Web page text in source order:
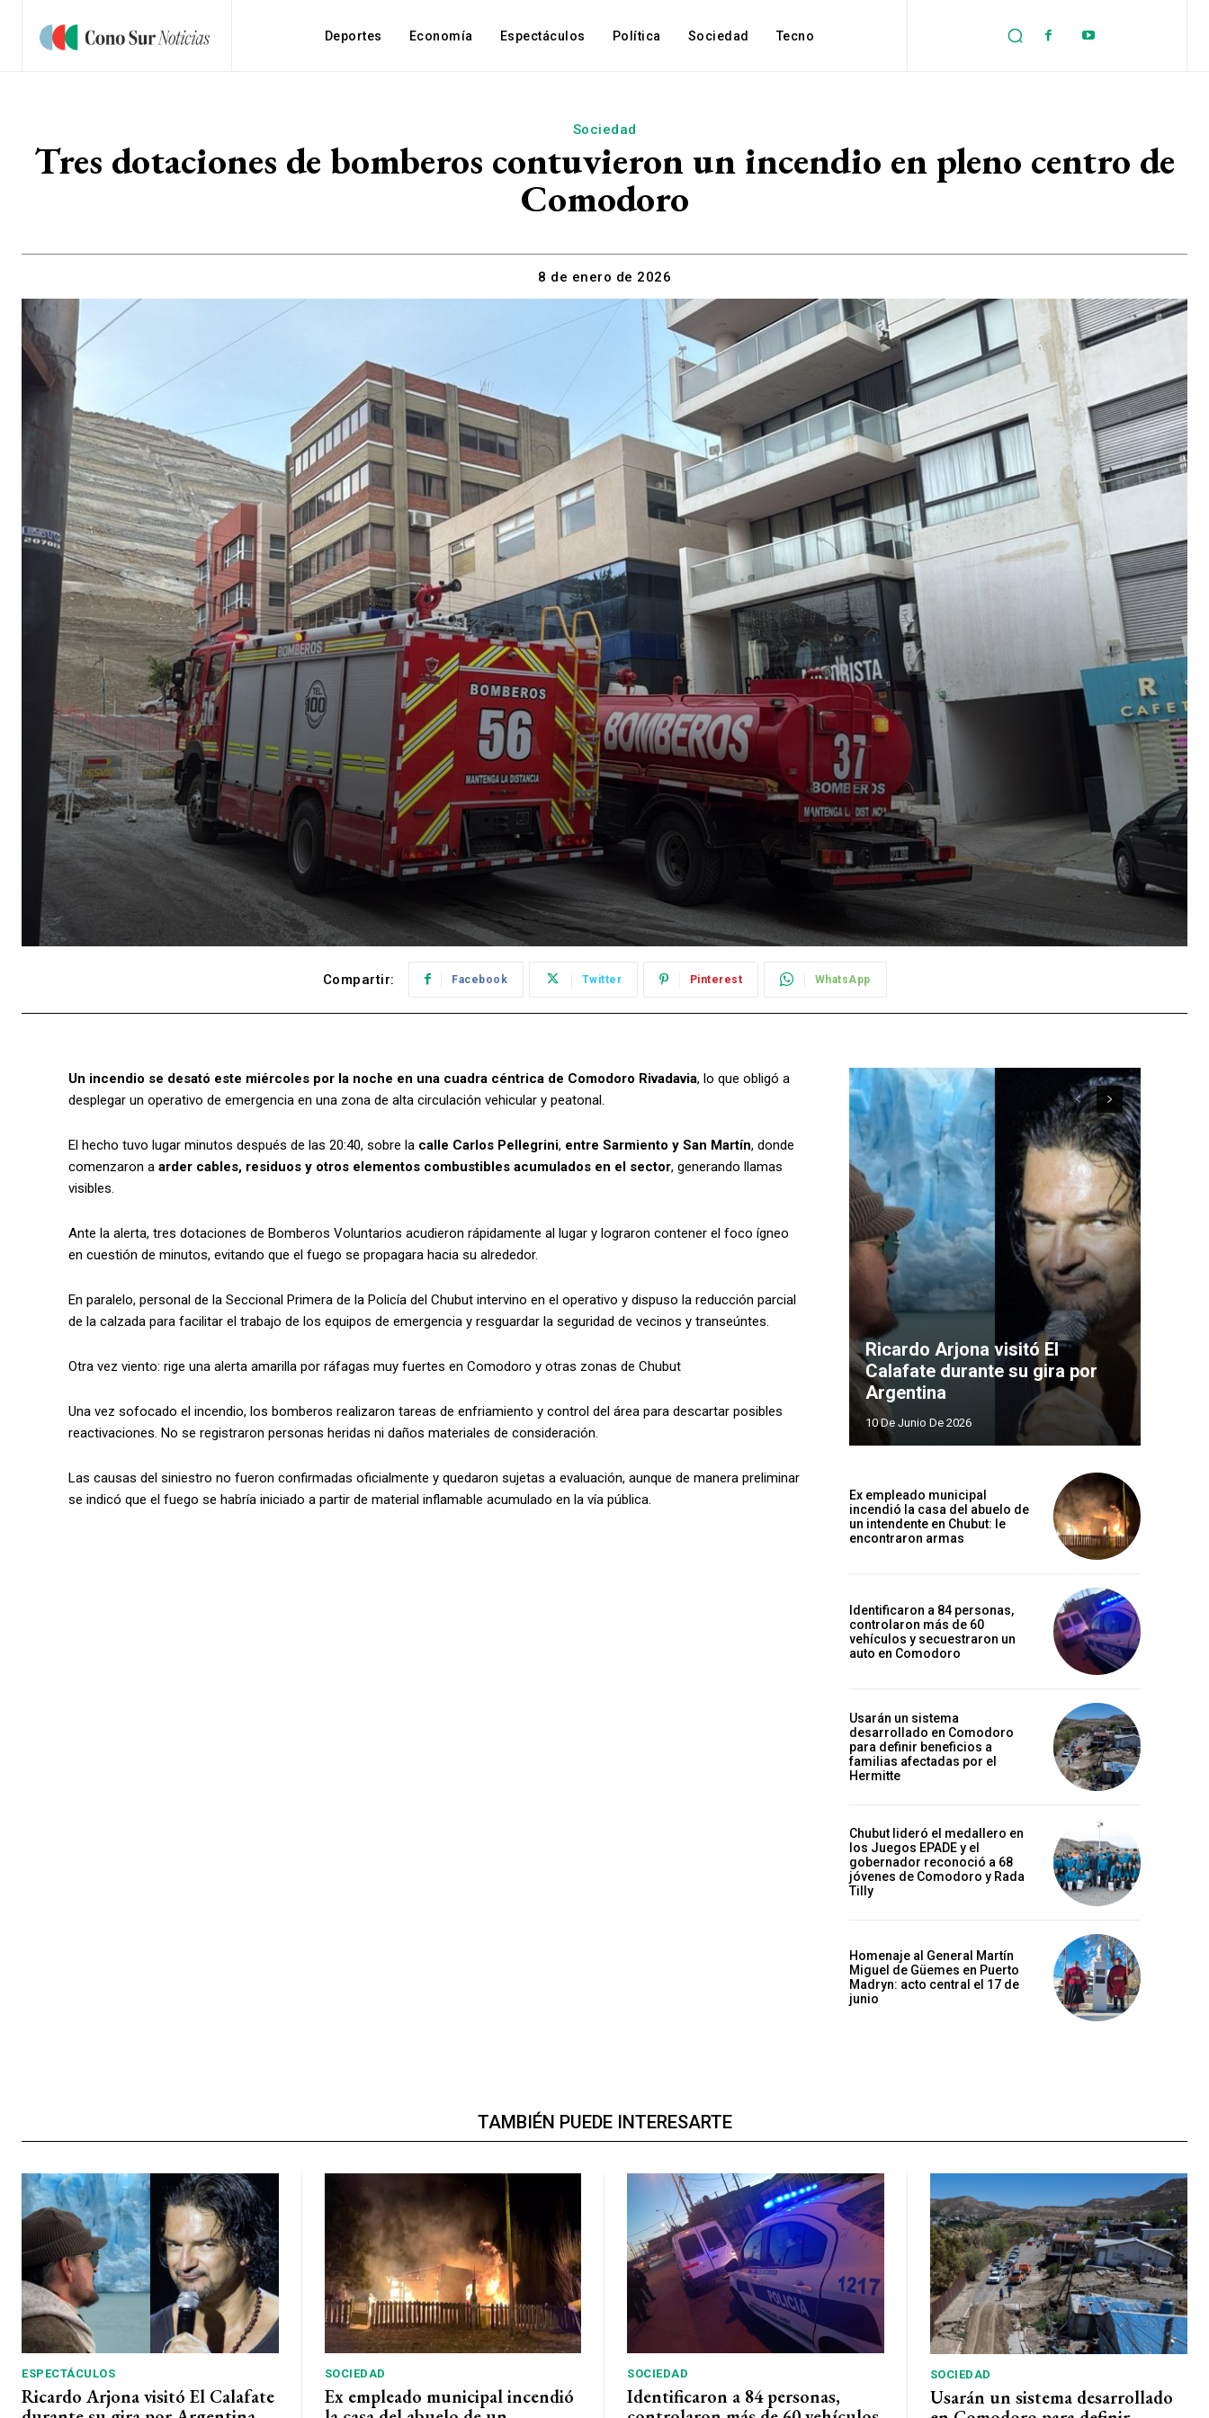
Deportes Economía Espectáculos Política Sociedad Tecno
Sociedad
Tres dotaciones de bomberos contuvieron un incendio en pleno centro de
Comodoro
8 de enero de 2026
Compartir: Facebook Twitter Pinterest WhatsApp
Un incendio se desató este miércoles por la noche en una cuadra céntrica de Comodoro Rivadavia, lo que obligó a
desplegar un operativo de emergencia en una zona de alta circulación vehicular y peatonal.
El hecho tuvo lugar minutos después de las 20:40, sobre la calle Carlos Pellegrini, entre Sarmiento y San Martín, donde
comenzaron a arder cables, residuos y otros elementos combustibles acumulados en el sector, generando llamas
visibles.
Ante la alerta, tres dotaciones de Bomberos Voluntarios acudieron rápidamente al lugar y lograron contener el foco ígneo
en cuestión de minutos, evitando que el fuego se propagara hacia su alrededor.
En paralelo, personal de la Seccional Primera de la Policía del Chubut intervino en el operativo y dispuso la reducción parcial
de la calzada para facilitar el trabajo de los equipos de emergencia y resguardar la seguridad de vecinos y transeúntes.
Otra vez viento: rige una alerta amarilla por ráfagas muy fuertes en Comodoro y otras zonas de Chubut
Una vez sofocado el incendio, los bomberos realizaron tareas de enfriamiento y control del área para descartar posibles
reactivaciones. No se registraron personas heridas ni daños materiales de consideración.
Las causas del siniestro no fueron confirmadas oficialmente y quedaron sujetas a evaluación, aunque de manera preliminar
se indicó que el fuego se habría iniciado a partir de material inflamable acumulado en la vía pública.
Ricardo Arjona visitó El
Calafate durante su gira por
Argentina
10 De Junio De 2026
Ex empleado municipal
incendió la casa del abuelo de
un intendente en Chubut: le
encontraron armas
Identificaron a 84 personas,
controlaron más de 60
vehículos y secuestraron un
auto en Comodoro
Usarán un sistema
desarrollado en Comodoro
para definir beneficios a
familias afectadas por el
Hermitte
Chubut lideró el medallero en
los Juegos EPADE y el
gobernador reconoció a 68
jóvenes de Comodoro y Rada
Tilly
Homenaje al General Martín
Miguel de Güemes en Puerto
Madryn: acto central el 17 de
junio
TAMBIÉN PUEDE INTERESARTE
ESPECTÁCULOS
Ricardo Arjona visitó El Calafate
SOCIEDAD
Ex empleado municipal incendió
SOCIEDAD
Identificaron a 84 personas,
SOCIEDAD
Usarán un sistema desarrollado